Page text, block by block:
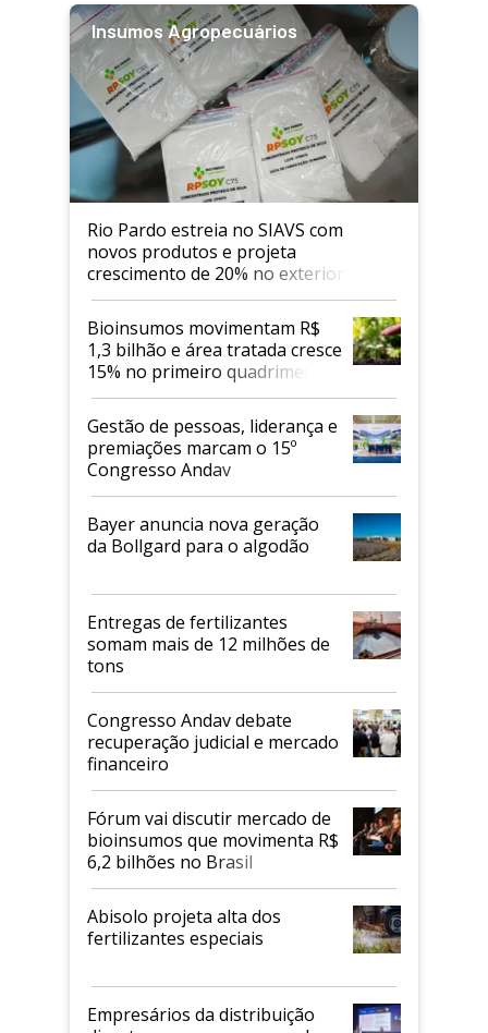
Insumos Agropecuários
Rio Pardo estreia no SIAVS com
novos produtos e projeta
crescimento de 20% no exterior
Bioinsumos movimentam R$
1,3 bilhão e área tratada cresce
15% no primeiro quadrimestre
de 2026
Gestão de pessoas, liderança e
premiações marcam o 15º
Congresso Andav
Bayer anuncia nova geração
da Bollgard para o algodão
Entregas de fertilizantes
somam mais de 12 milhões de
tons
Congresso Andav debate
recuperação judicial e mercado
financeiro
Fórum vai discutir mercado de
bioinsumos que movimenta R$
6,2 bilhões no Brasil
Abisolo projeta alta dos
fertilizantes especiais
Empresários da distribuição